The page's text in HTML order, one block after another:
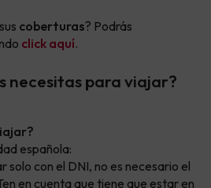
coberturas? Podrás
click aquí.
necesitas para viajar?
española:
solo con el DNI, no es necesario el
en cuenta que tiene que estar en